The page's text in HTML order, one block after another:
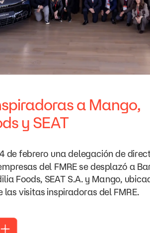
a Mango,
y SEAT
defebrero unadelegación de
del FMRE se desplazó a
Foods, SEAT S.A. y Mango,
las visitas inspiradoras del FMRE.